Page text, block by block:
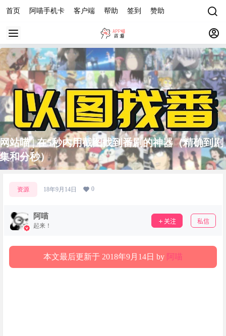
首页 阿喵手机卡 客户端 帮助 签到 赞助
网站喵 | 在5秒内用截图找到番剧的神器（精确到剧
集和分秒）
资源 18年9月14日 0
阿喵
起来！
关注 私信
本文最后更新于 2018年9月14日 by 阿喵